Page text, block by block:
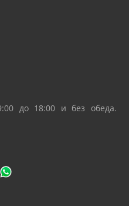
до 18:00 и без обеда.